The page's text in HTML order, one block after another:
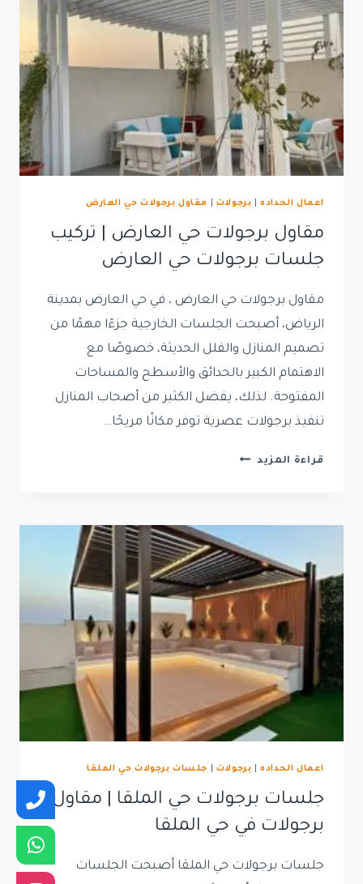
برجولات
حي
النخيل
اعمال الحداده| برجولات مقاول برجولات حي العارض
مقاول برجولات حي العارض | تركيب
جلسات برجولات حي العارض
مقاول برجولات حي العارض ، في حي العارض بمدينة
الرياض، أصبحت الجلسات الخارجية جزءًا مهمًا من
تصميم المنازل والفلل الحديثة، خصوصًا مع
الاهتمام الكبير بالحدائق والأسطح والمساحات
المفتوحة. لذلك، يفضل الكثير من أصحاب المنازل
تنفيذ برجولات عصرية توفر مكانًا مريحًا…
قراءة المزيد مقاول
تركيب
جلسات
برجولات
العارض
اعمال الحداده| برجولات جلسات برجولات حي الملقا
جلسات برجولات حي الملقا | مقاول
برجولات في حي الملقا
جلسات برجولات حي الملقا أصبحت الجلسات